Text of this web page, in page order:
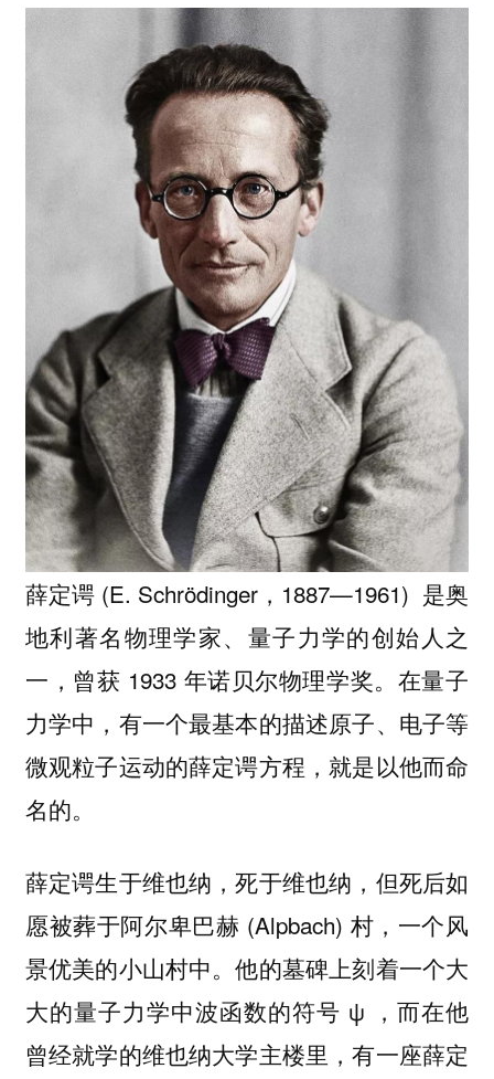
薛定谔 (E. Schrödinger，1887—1961) 是奥
地利著名物理学家、量子力学的创始人之
一，曾获 1933 年诺贝尔物理学奖。在量子
力学中，有一个最基本的描述原子、电子等
微观粒子运动的薛定谔方程，就是以他而命
名的。
薛定谔生于维也纳，死于维也纳，但死后如
愿被葬于阿尔卑巴赫 (Alpbach) 村，一个风
景优美的小山村中。他的墓碑上刻着一个大
大的量子力学中波函数的符号 ψ ，而在他
曾经就学的维也纳大学主楼里，有一座薛定